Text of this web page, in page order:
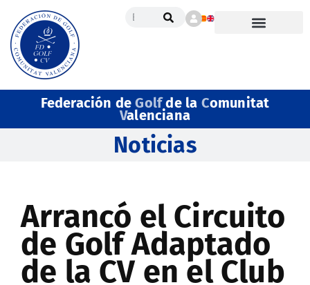
Federación deGolfde la Comunitat
Valenciana
Noticias
Arrancó el Circuito
de Golf Adaptado
de la CV en el Club